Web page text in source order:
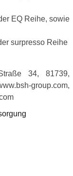
EQ Reihe, sowie
surpresso Reihe
34, 81739,
group.com,